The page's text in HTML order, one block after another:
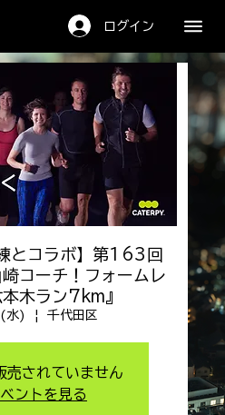
ログイン
とコラボ】第163回
コーチ！フォームレ
木ラン7km』
水)
  |
千代田区
売されていません
ントを見る